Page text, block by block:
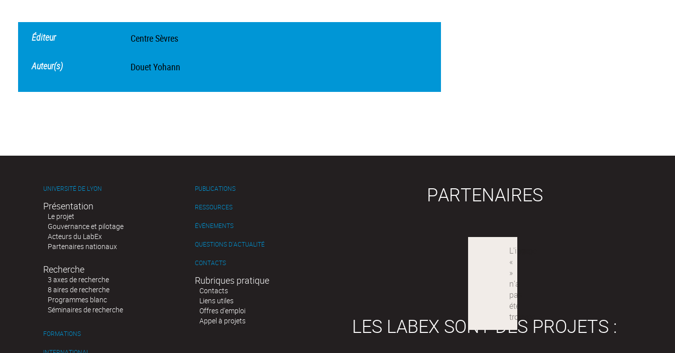
Éditeur Centre Sèvres
Auteur(s) Douet Yohann
UNIVERSITÉ DE LYON
Présentation
Le projet
Gouvernance et pilotage
Acteurs du LabEx
Partenaires nationaux
Recherche
3 axes de recherche
8 aires de recherche
Programmes blanc
Séminaires de recherche
FORMATIONS
PUBLICATIONS
RESSOURCES
ÉVÉNEMENTS
QUESTIONS D'ACTUALITÉ
CONTACTS
Rubriques pratique
Contacts
Liens utiles
Offres d'emploi
Appel à projets
PARTENAIRES
LES LABEX SONT DES PROJETS :